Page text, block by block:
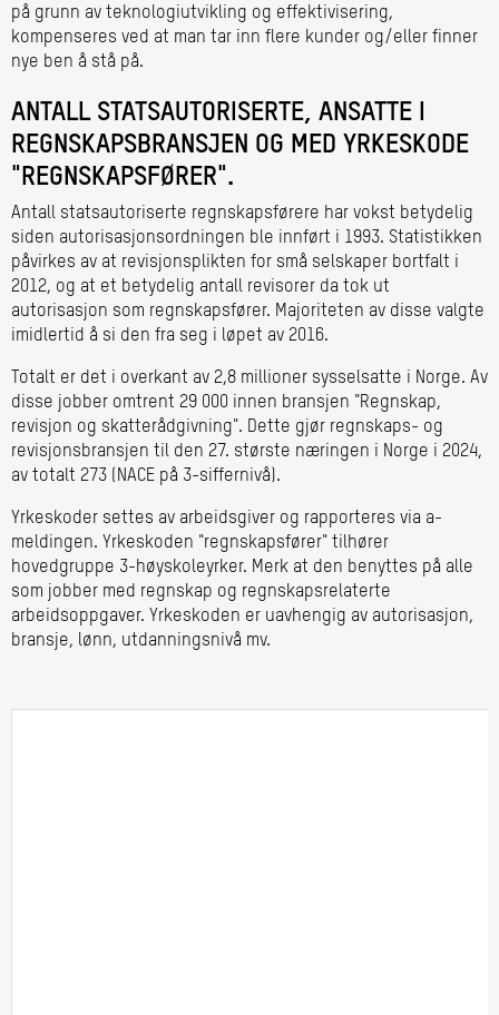
på grunn av teknologiutvikling og effektivisering,
kompenseres ved at man tar inn flere kunder og/eller finner
nye ben å stå på.
ANTALL STATSAUTORISERTE, ANSATTE I
REGNSKAPSBRANSJEN OG MED YRKESKODE
"REGNSKAPSFØRER".
Antall statsautoriserte regnskapsførere har vokst betydelig
siden autorisasjonsordningen ble innført i 1993. Statistikken
påvirkes av at revisjonsplikten for små selskaper bortfalt i
2012, og at et betydelig antall revisorer da tok ut
autorisasjon som regnskapsfører. Majoriteten av disse valgte
imidlertid å si den fra seg i løpet av 2016.
Totalt er det i overkant av 2,8 millioner sysselsatte i Norge. Av
disse jobber omtrent 29 000 innen bransjen "Regnskap,
revisjon og skatterådgivning". Dette gjør regnskaps- og
revisjonsbransjen til den 27. største næringen i Norge i 2024,
av totalt 273 (NACE på 3-siffernivå).
Yrkeskoder settes av arbeidsgiver og rapporteres via a-
meldingen. Yrkeskoden "regnskapsfører" tilhører
hovedgruppe 3-høyskoleyrker. Merk at den benyttes på alle
som jobber med regnskap og regnskapsrelaterte
arbeidsoppgaver. Yrkeskoden er uavhengig av autorisasjon,
bransje, lønn, utdanningsnivå mv.